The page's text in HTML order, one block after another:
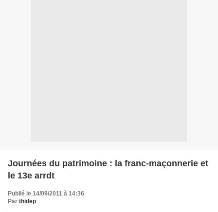
Journées du patrimoine : la franc-maçonnerie et
le 13e arrdt
Publié le 14/09/2011 à 14:36
Par thidep